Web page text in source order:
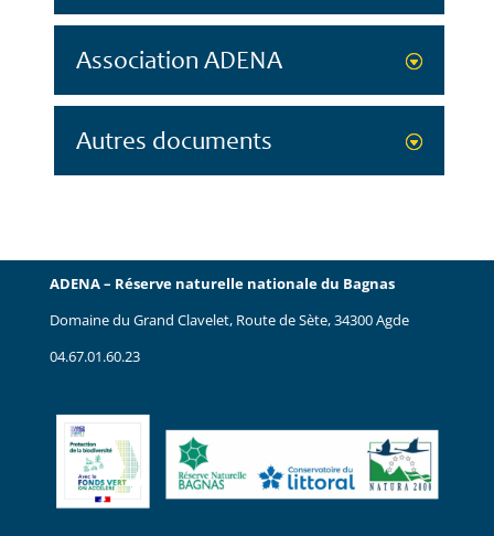
Association ADENA
Autres documents
ADENA – Réserve naturelle nationale du Bagnas
Domaine du Grand Clavelet, Route de Sète, 34300 Agde
04.67.01.60.23